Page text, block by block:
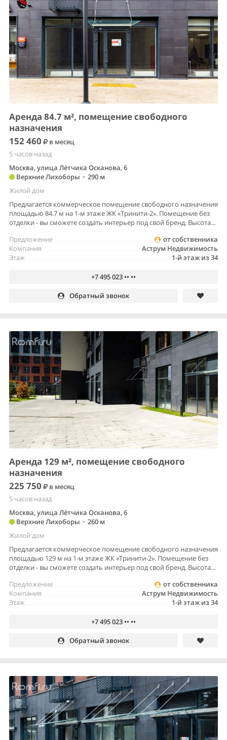
Аренда 84.7 м², помещение свободного
назначения
152 460
в месяц
5 часов назад
Москва, улица Лётчика Осканова, 6
Верхние Лихоборы • 290 м
Жилой дом
Предлагается коммерческое помещение свободного назначения
площадью 84.7 м на 1-м этаже ЖК «Тринити-2». Помещение без
отделки - вы сможете создать интерьер под свой бренд. Высота...
от собственника
Предложение
Аструм Недвижимость
Компания
1-й этаж из 34
Этаж
+7 495 023 •• ••
Обратный звонок
Аренда 129 м², помещение свободного
назначения
225 750
в месяц
5 часов назад
Москва, улица Лётчика Осканова, 6
Верхние Лихоборы • 260 м
Жилой дом
Предлагается коммерческое помещение свободного назначения
площадью 129 м на 1-м этаже ЖК «Тринити-2». Помещение без
отделки - вы сможете создать интерьер под свой бренд. Высота...
от собственника
Предложение
Аструм Недвижимость
Компания
1-й этаж из 34
Этаж
+7 495 023 •• ••
Обратный звонок